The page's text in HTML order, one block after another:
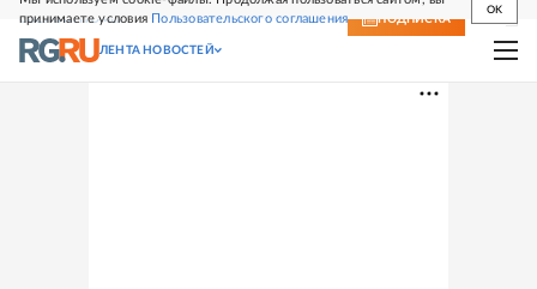
принимаете условия Пользовательского соглашения
OK
СВЕЖИЙ НОМЕР ПОДПИСКА
ЛЕНТА НОВОСТЕЙ